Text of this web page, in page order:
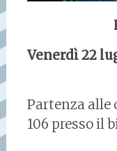
Venerdì 22
Partenza alle
106 presso il